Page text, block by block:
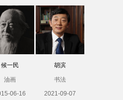
候一民
油画
06-16
胡滨
书法
2021-09-07